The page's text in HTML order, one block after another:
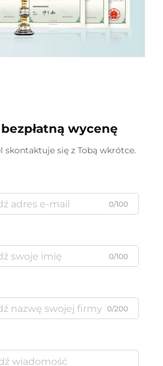
wycenę
skontaktuje się z Tobą wkrótce.
0/100
0/100
0/200